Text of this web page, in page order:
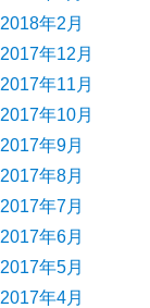
2018年2月
2017年12月
2017年11月
2017年10月
2017年9月
2017年8月
2017年7月
2017年6月
2017年5月
2017年4月